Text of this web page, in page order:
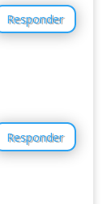
Responder
Responder